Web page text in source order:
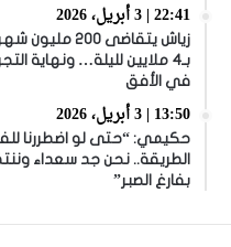
22:41 | 3 أبريل، 2026
زياش يتقاضى
بـ4 ملايين لليلة… ونهاية
في الأفق
13:50 | 3 أبريل، 2026
حكيمي: “حتى لو اضطررنا
الطريقة.. نحن جد سعداء
بفارغ الصبر”